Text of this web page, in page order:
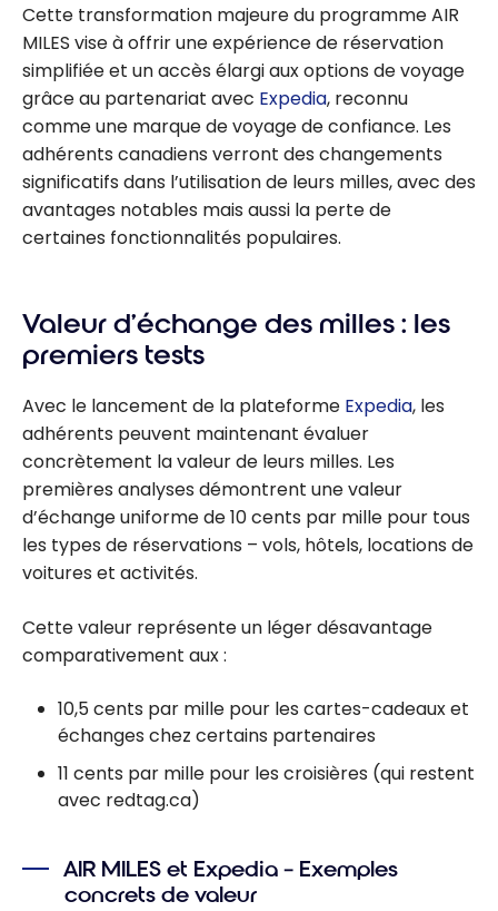
Cette transformation majeure du programme AIR
MILES vise à offrir une expérience de réservation
simplifiée et un accès élargi aux options de voyage
grâce au partenariat avec Expedia, reconnu
comme une marque de voyage de confiance. Les
adhérents canadiens verront des changements
significatifs dans l’utilisation de leurs milles, avec des
avantages notables mais aussi la perte de
certaines fonctionnalités populaires.
Valeur d’échange des milles : les
premiers tests
Avec le lancement de la plateforme Expedia, les
adhérents peuvent maintenant évaluer
concrètement la valeur de leurs milles. Les
premières analyses démontrent une valeur
d’échange uniforme de 10 cents par mille pour tous
les types de réservations – vols, hôtels, locations de
voitures et activités.
Cette valeur représente un léger désavantage
comparativement aux :
10,5 cents par mille pour les cartes-cadeaux et
échanges chez certains partenaires
11 cents par mille pour les croisières (qui restent
avec redtag.ca)
AIR MILES et Expedia – Exemples
concrets de valeur